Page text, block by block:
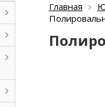
Главная